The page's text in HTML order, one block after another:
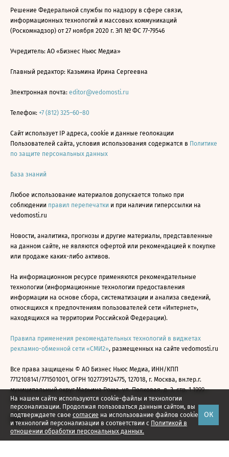
На нашем сайте используются cookie-файлы и технологии
персонализации. Продолжая пользоваться данным сайтом, вы
подтверждаете свое согласие на использование файлов cookie
и технологий персонализации в соответствии с Политикой в
отношении обработки персональных данных.
ОК
Решение Федеральной службы по надзору в сфере связи,
информационных технологий и массовых коммуникаций
(Роскомнадзор) от 27 ноября 2020 г. ЭЛ № ФС 77-79546
Учредитель: АО «Бизнес Ньюс Медиа»
Главный редактор: Казьмина Ирина Сергеевна
Электронная почта: editor@vedomosti.ru
Телефон: +7 (812) 325–60–80
Сайт использует IP адреса, cookie и данные геолокации
Пользователей сайта, условия использования содержатся в Политике
по защите персональных данных
База знаний
Любое использование материалов допускается только при
соблюдении правил перепечатки и при наличии гиперссылки на
vedomosti.ru
Новости, аналитика, прогнозы и другие материалы, представленные
на данном сайте, не являются офертой или рекомендацией к покупке
или продаже каких-либо активов.
На информационном ресурсе применяются рекомендательные
технологии (информационные технологии предоставления
информации на основе сбора, систематизации и анализа сведений,
относящихся к предпочтениям пользователей сети «Интернет»,
находящихся на территории Российской Федерации).
Правила применения рекомендательных технологий в виджетах
рекламно-обменной сети «СМИ2», размещенных на сайте vedomosti.ru
Все права защищены © АО Бизнес Ньюс Медиа, ИНН/КПП
7712108141/771501001, ОГРН 1027739124775, 127018, г. Москва, вн.тер.г.
муниципальный округ Марьина Роща, ул. Полковая, д. 3, стр. 1 1999—
2026